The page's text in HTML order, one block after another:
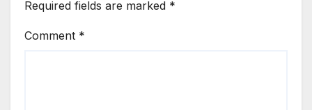
Required fields are marked *
Comment *